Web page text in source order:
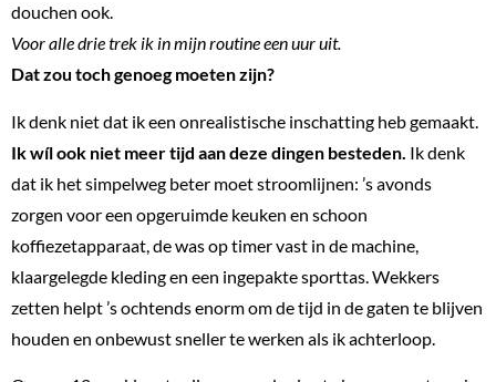
douchen ook.
Voor alle drie trek ik in mijn routine een uur uit.
Dat zou toch genoeg moeten zijn?
Ik denk niet dat ik een onrealistische inschatting heb gemaakt.
Ik wíl ook niet meer tijd aan deze dingen besteden. Ik denk
dat ik het simpelweg beter moet stroomlijnen: ’s avonds
zorgen voor een opgeruimde keuken en schoon
koffiezetapparaat, de was op timer vast in de machine,
klaargelegde kleding en een ingepakte sporttas. Wekkers
zetten helpt ’s ochtends enorm om de tijd in de gaten te blijven
houden en onbewust sneller te werken als ik achterloop.